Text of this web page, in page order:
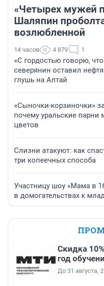
«Четырех мужей
Шаляпин
возлюбленной
14 часов 4 879 1
«С гордостью говорю,
северянин оставил
глушь на Алтай
«Сыночки-корзиночки»
почему уральские парни
цветов
Слизни атакуют: как
три копеечных способа
Участницу шоу «Мама в
в домогательствах к
Скидка
год
До 31 августа,